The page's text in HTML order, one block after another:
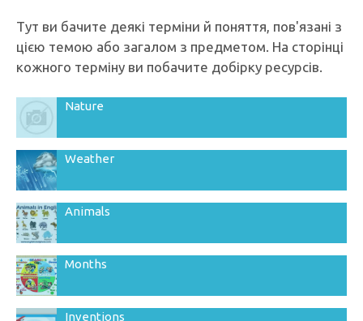
Тут ви бачите деякі терміни й поняття, пов'язані з
цією темою або загалом з предметом. На сторінці
кожного терміну ви побачите добірку ресурсів.
Nature
Weather
Animals
Months
Inventions